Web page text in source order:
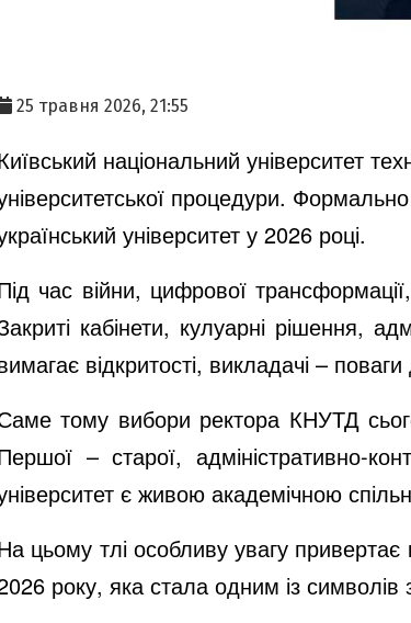
25 травня 2026, 21:55
національний університет
процедури.
університет у 2026 році.
час війни, цифрової
кабінети, кулуарні рішення,
відкритості, викладачі –
тому вибори ректора КНУТД
– старої, адміністративно-
є живою академічною
цьому тлі особливу увагу
року, яка стала одним із символів